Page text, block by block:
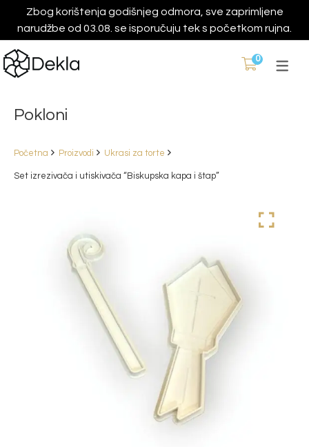
Zbog korištenja godišnjeg odmora, sve zaprimljene
narudžbe od 03.08. se isporučuju tek s početkom rujna.
0
Pokloni
Početna Proizvodi Ukrasi za torte
Set izrezivača i utiskivača “Biskupska kapa i štap”